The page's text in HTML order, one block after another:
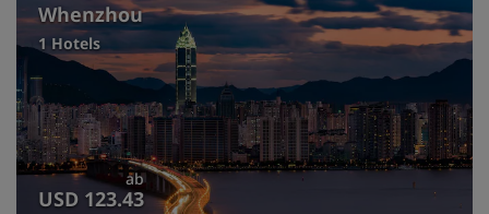
Whenzhou
1 Hotels
ab
USD 123.43